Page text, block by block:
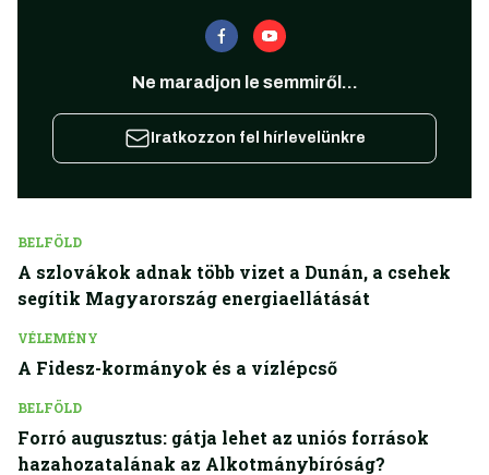
Ne maradjon le semmiről...
Iratkozzon fel hírlevelünkre
BELFÖLD
A szlovákok adnak több vizet a Dunán, a csehek
segítik Magyarország energiaellátását
VÉLEMÉNY
A Fidesz-kormányok és a vízlépcső
BELFÖLD
Forró augusztus: gátja lehet az uniós források
hazahozatalának az Alkotmánybíróság?